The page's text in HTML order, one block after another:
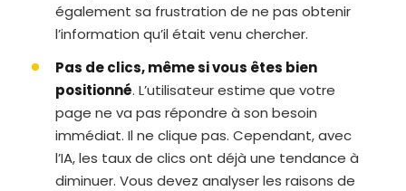
également sa frustration de ne pas obtenir
l’information qu’il était venu chercher.
Pas de clics, même si vous êtes bien
positionné. L’utilisateur estime que votre
page ne va pas répondre à son besoin
immédiat. Il ne clique pas. Cependant, avec
l’IA, les taux de clics ont déjà une tendance à
diminuer. Vous devez analyser les raisons de